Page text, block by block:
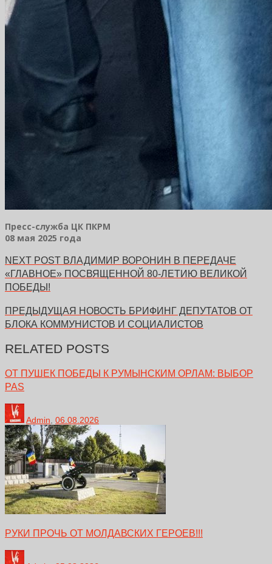
Пресс-служба ЦК ПКРМ
08 мая 2025 года
NEXT POST ВЛАДИМИР ВОРОНИН В ПЕРЕДАЧЕ
«ГЛАВНОЕ» ПОСВЯЩЕННОЙ 80-ЛЕТИЮ ВЕЛИКОЙ
ПОБЕДЫ!
ПРЕДЫДУЩАЯ НОВОСТЬ БРИФИНГ ДЕПУТАТОВ ОТ
БЛОКА КОММУНИСТОВ И СОЦИАЛИСТОВ
RELATED POSTS
ОТ ПУШЕК ПОБЕДЫ К РУМЫНСКИМ ОРЛАМ: ВЫБОР
PAS
Admin 06.08.2026
РУКИ ПРОЧЬ ОТ МОЛДАВСКИХ ГЕРОЕВ!!!